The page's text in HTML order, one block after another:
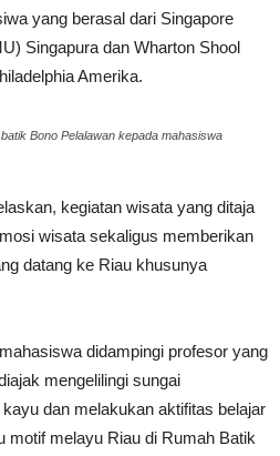
yang berasal dari Singapore
Singapura dan Wharton Shool
Amerika.
Bono Pelalawan kepada mahasiswa
kegiatan wisata yang ditaja
wisata sekaligus memberikan
datang ke Riau khusunya
didampingi profesor yang
mengelilingi sungai
dan melakukan aktifitas belajar
motif melayu Riau di Rumah Batik